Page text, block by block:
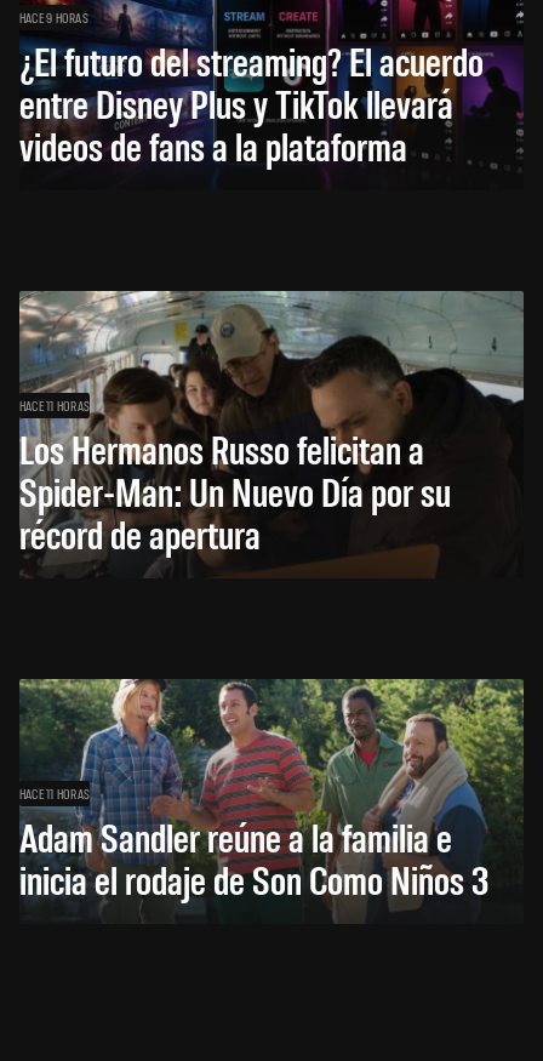
HACE 9 HORAS
¿El futuro del streaming? El acuerdo
entre Disney Plus y TikTok llevará
videos de fans a la plataforma
HACE 11 HORAS
Los Hermanos Russo felicitan a
Spider-Man: Un Nuevo Día por su
récord de apertura
HACE 11 HORAS
Adam Sandler reúne a la familia e
inicia el rodaje de Son Como Niños 3